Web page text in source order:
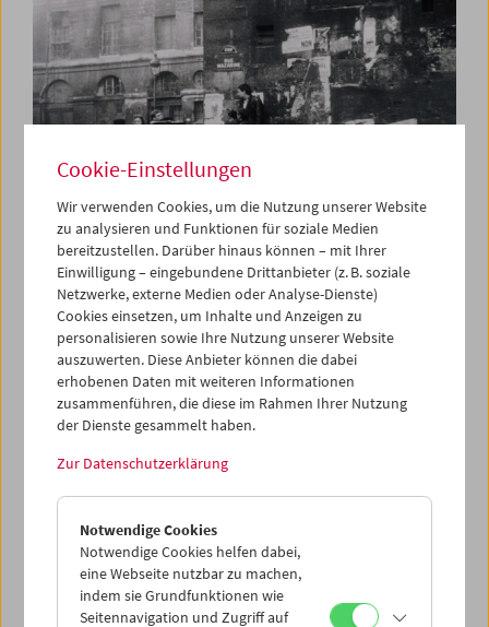
Buchpräsentation und Filme: "Guy Debord –
Das filmische Gesamtwerk"
Cookie-Einstellungen
Wir verwenden Cookies, um die Nutzung unserer Website
zu analysieren und Funktionen für soziale Medien
bereitzustellen. Darüber hinaus können – mit Ihrer
Einwilligung – eingebundene Drittanbieter (z. B. soziale
Netzwerke, externe Medien oder Analyse-Dienste)
Cookies einsetzen, um Inhalte und Anzeigen zu
personalisieren sowie Ihre Nutzung unserer Website
auszuwerten. Diese Anbieter können die dabei
erhobenen Daten mit weiteren Informationen
zusammenführen, die diese im Rahmen Ihrer Nutzung
der Dienste gesammelt haben.
Zur Datenschutzerklärung
Notwendige Cookies
Notwendige Cookies helfen dabei,
eine Webseite nutzbar zu machen,
indem sie Grundfunktionen wie
Seitennavigation und Zugriff auf